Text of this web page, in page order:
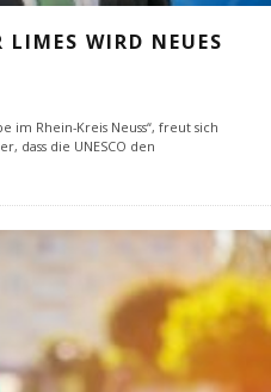
LIMES WIRD NEUES
im Rhein-Kreis Neuss“, freut sich
dass die UNESCO den